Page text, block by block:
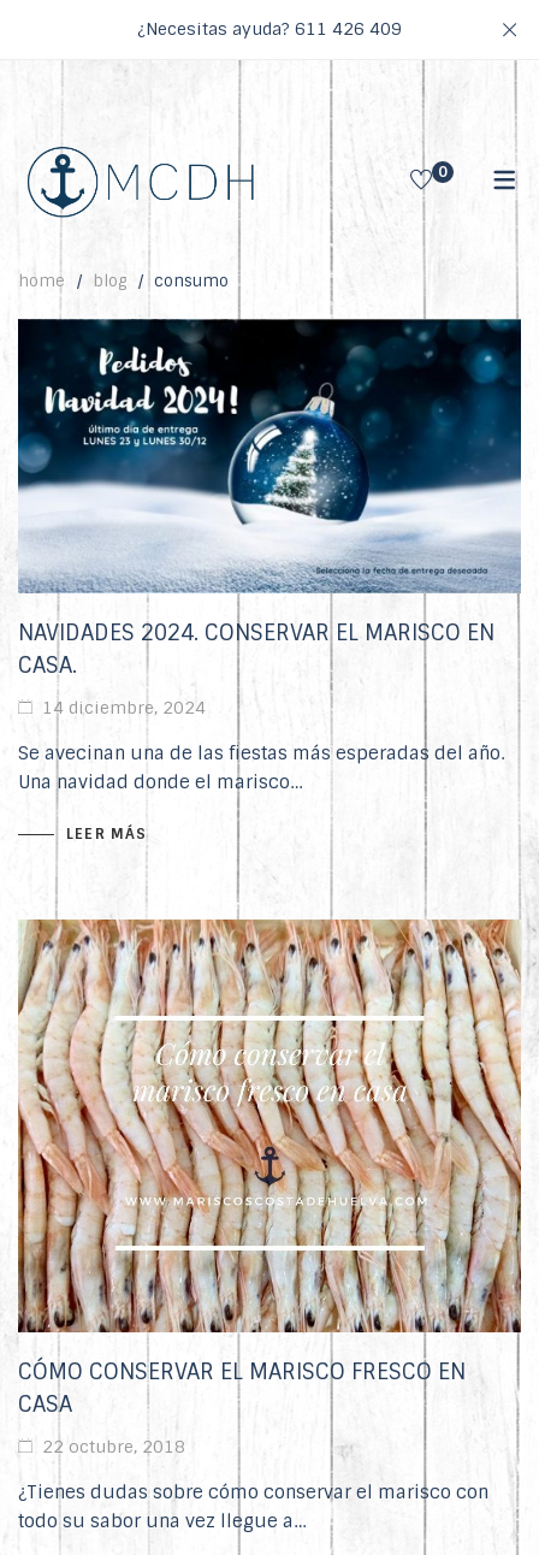
¿Necesitas ayuda? 611 426 409
0
home blog consumo
NAVIDADES 2024. CONSERVAR EL MARISCO EN
CASA.
14 diciembre, 2024
Se avecinan una de las fiestas más esperadas del año.
Una navidad donde el marisco…
LEER MÁS
CÓMO CONSERVAR EL MARISCO FRESCO EN
CASA
22 octubre, 2018
¿Tienes dudas sobre cómo conservar el marisco con
todo su sabor una vez llegue a…